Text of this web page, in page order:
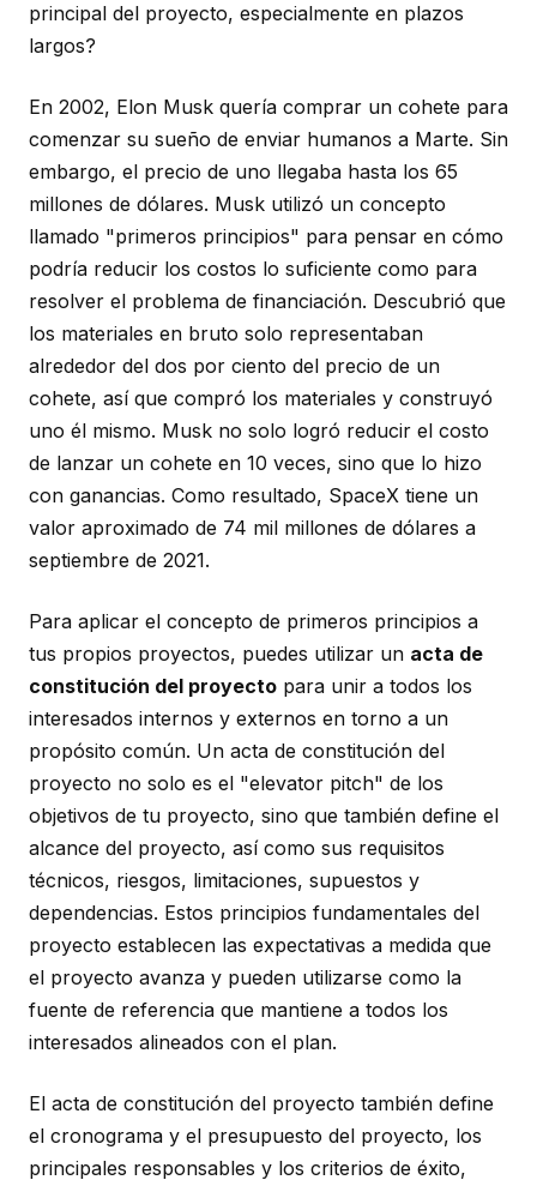
principal del proyecto, especialmente en plazos
largos?
En 2002, Elon Musk quería comprar un cohete para
comenzar su sueño de enviar humanos a Marte. Sin
embargo, el precio de uno llegaba hasta los 65
millones de dólares. Musk utilizó un concepto
llamado "primeros principios" para pensar en cómo
podría reducir los costos lo suficiente como para
resolver el problema de financiación. Descubrió que
los materiales en bruto solo representaban
alrededor del dos por ciento del precio de un
cohete, así que compró los materiales y construyó
uno él mismo. Musk no solo logró reducir el costo
de lanzar un cohete en 10 veces, sino que lo hizo
con ganancias. Como resultado, SpaceX tiene un
valor aproximado de 74 mil millones de dólares a
septiembre de 2021.
Para aplicar el concepto de primeros principios a
tus propios proyectos, puedes utilizar un acta de
constitución del proyecto para unir a todos los
interesados internos y externos en torno a un
propósito común. Un acta de constitución del
proyecto no solo es el "elevator pitch" de los
objetivos de tu proyecto, sino que también define el
alcance del proyecto, así como sus requisitos
técnicos, riesgos, limitaciones, supuestos y
dependencias. Estos principios fundamentales del
proyecto establecen las expectativas a medida que
el proyecto avanza y pueden utilizarse como la
fuente de referencia que mantiene a todos los
interesados alineados con el plan.
El acta de constitución del proyecto también define
el cronograma y el presupuesto del proyecto, los
principales responsables y los criterios de éxito,